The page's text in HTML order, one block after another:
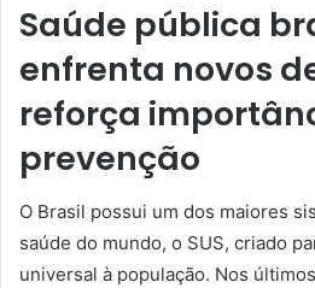
Saúde pública
enfrenta novos
reforça
prevenção
O Brasil possui um dos maiores
saúde do mundo, o SUS, criado
universal à população. Nos